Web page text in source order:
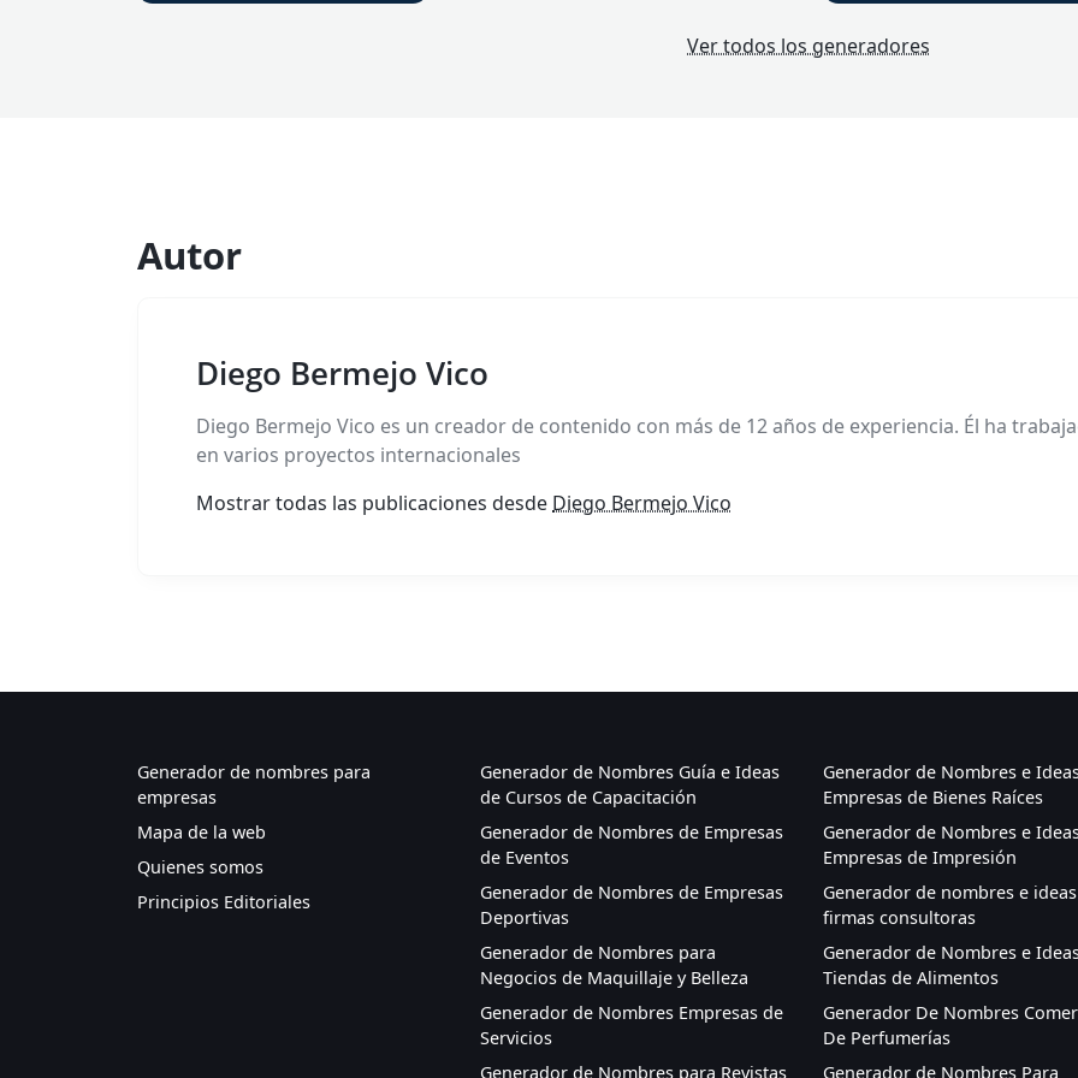
Ver todos los generadores
Autor
Diego Bermejo Vico
Diego Bermejo Vico es un creador de contenido con más de 12 años de experiencia. Él ha
en varios proyectos internacionales
Mostrar todas las publicaciones desde Diego Bermejo Vico
Generador de nombres para
empresas
Mapa de la web
Quienes somos
Principios Editoriales
Generador de Nombres Guía e Ideas
de Cursos de Capacitación
Generador de Nombres de Empresas
de Eventos
Generador de Nombres de Empresas
Deportivas
Generador de Nombres para
Negocios de Maquillaje y Belleza
Generador de Nombres Empresas de
Servicios
Generador de Nombres para Revistas
Generador de Nombres e
Empresas de Bienes Raíces
Generador de Nombres e
Empresas de Impresión
Generador de nombres e
firmas consultoras
Generador de Nombres e
Tiendas de Alimentos
Generador De Nombres
De Perfumerías
Generador de Nombres Para